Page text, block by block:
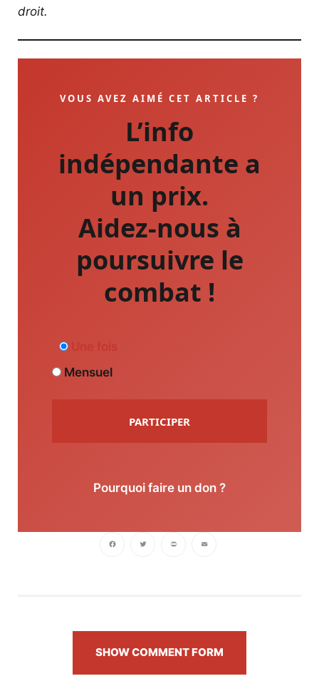
droit.
VOUS AVEZ AIMÉ CET ARTICLE ?
L’info
indépendante a
un prix.
Aidez-nous à
poursuivre le
combat !
Mensuel
PARTICIPER
Pourquoi faire un don ?
SHOW COMMENT FORM